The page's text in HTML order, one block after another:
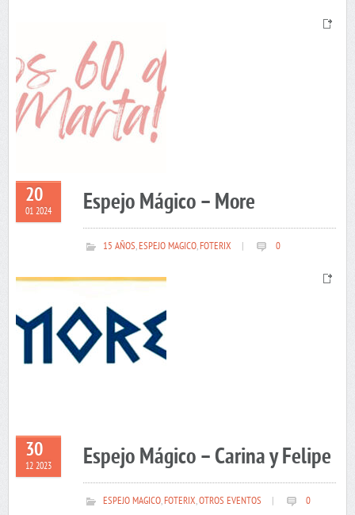
20
01 2024 Espejo Mágico – More
15 AÑOS,ESPEJO MAGICO,FOTERIX 0
30
12 2023 Espejo Mágico – Carina y Felipe
ESPEJO MAGICO,FOTERIX,OTROS EVENTOS 0